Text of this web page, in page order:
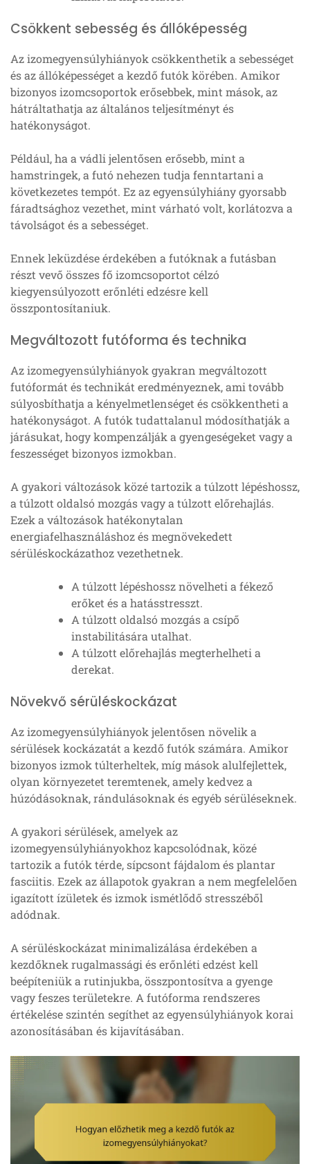
Csökkent sebesség és állóképesség
Az izomegyensúlyhiányok csökkenthetik a sebességet
és az állóképességet a kezdő futók körében. Amikor
bizonyos izomcsoportok erősebbek, mint mások, az
hátráltathatja az általános teljesítményt és
hatékonyságot.
Például, ha a vádli jelentősen erősebb, mint a
hamstringek, a futó nehezen tudja fenntartani a
következetes tempót. Ez az egyensúlyhiány gyorsabb
fáradtsághoz vezethet, mint várható volt, korlátozva a
távolságot és a sebességet.
Ennek leküzdése érdekében a futóknak a futásban
részt vevő összes fő izomcsoportot célzó
kiegyensúlyozott erőnléti edzésre kell
összpontosítaniuk.
Megváltozott futóforma és technika
Az izomegyensúlyhiányok gyakran megváltozott
futóformát és technikát eredményeznek, ami tovább
súlyosbíthatja a kényelmetlenséget és csökkentheti a
hatékonyságot. A futók tudattalanul módosíthatják a
járásukat, hogy kompenzálják a gyengeségeket vagy a
feszességet bizonyos izmokban.
A gyakori változások közé tartozik a túlzott lépéshossz,
a túlzott oldalsó mozgás vagy a túlzott előrehajlás.
Ezek a változások hatékonytalan
energiafelhasználáshoz és megnövekedett
sérüléskockázathoz vezethetnek.
A túlzott lépéshossz növelheti a fékező
erőket és a hatásstresszt.
A túlzott oldalsó mozgás a csípő
instabilitására utalhat.
A túlzott előrehajlás megterhelheti a
derekat.
Növekvő sérüléskockázat
Az izomegyensúlyhiányok jelentősen növelik a
sérülések kockázatát a kezdő futók számára. Amikor
bizonyos izmok túlterheltek, míg mások alulfejlettek,
olyan környezetet teremtenek, amely kedvez a
húzódásoknak, rándulásoknak és egyéb sérüléseknek.
A gyakori sérülések, amelyek az
izomegyensúlyhiányokhoz kapcsolódnak, közé
tartozik a futók térde, sípcsont fájdalom és plantar
fasciitis. Ezek az állapotok gyakran a nem megfelelően
igazított ízületek és izmok ismétlődő stresszéből
adódnak.
A sérüléskockázat minimalizálása érdekében a
kezdőknek rugalmassági és erőnléti edzést kell
beépíteniük a rutinjukba, összpontosítva a gyenge
vagy feszes területekre. A futóforma rendszeres
értékelése szintén segíthet az egyensúlyhiányok korai
azonosításában és kijavításában.